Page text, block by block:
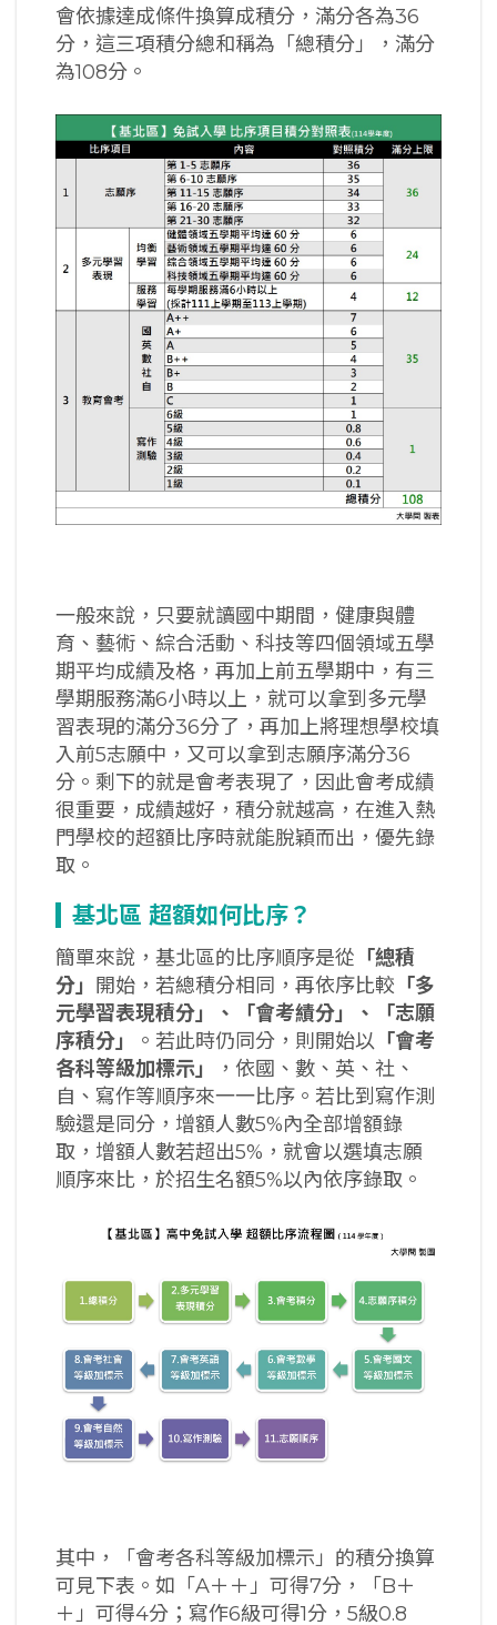
會依據達成條件換算成積分，滿分各為36
分，這三項積分總和稱為「總積分」，滿分
為108分。
一般來說，只要就讀國中期間，健康與體
育、藝術、綜合活動、科技等四個領域五學
期平均成績及格，再加上前五學期中，有三
學期服務滿6小時以上，就可以拿到多元學
習表現的滿分36分了，再加上將理想學校填
入前5志願中，又可以拿到志願序滿分36
分。剩下的就是會考表現了，因此會考成績
很重要，成績越好，積分就越高，在進入熱
門學校的超額比序時就能脫穎而出，優先錄
取。
基北區 超額如何比序？
簡單來說，基北區的比序順序是從 「總積
分」
開始，若總積分相同，再依序比較 「多
元學習表現積分」、「會考績分」、「志願
序積分」
。若此時仍同分，則開始以 「會考
各科等級加標示」
，依國、數、英、社、
自、寫作等順序來一一比序。若比到寫作測
驗還是同分，增額人數5%內全部增額錄
取，增額人數若超出5%，就會以選填志願
順序來比，於招生名額5%以內依序錄取。
其中，「會考各科等級加標示」的積分換算
可見下表。如「A＋＋」可得7分，「B＋
＋」可得4分；寫作6級可得1分，5級0.8